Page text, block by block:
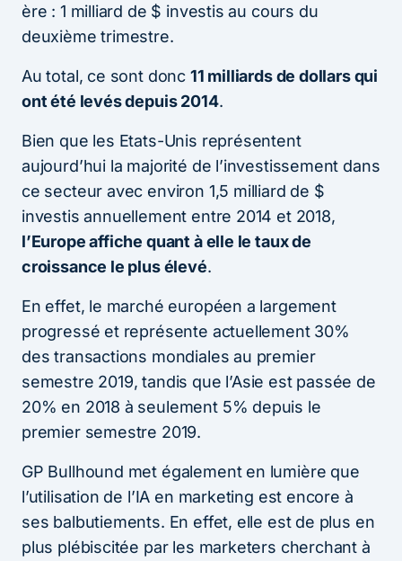
ère : 1 milliard de $ investis au cours du
deuxième trimestre.
Au total, ce sont donc 11 milliards de dollars qui
ont été levés depuis 2014.
Bien que les Etats-Unis représentent
aujourd’hui la majorité de l’investissement dans
ce secteur avec environ 1,5 milliard de $
investis annuellement entre 2014 et 2018,
l’Europe affiche quant à elle le taux de
croissance le plus élevé.
En effet, le marché européen a largement
progressé et représente actuellement 30%
des transactions mondiales au premier
semestre 2019, tandis que l’Asie est passée de
20% en 2018 à seulement 5% depuis le
premier semestre 2019.
GP Bullhound met également en lumière que
l’utilisation de l’IA en marketing est encore à
ses balbutiements. En effet, elle est de plus en
plus plébiscitée par les marketers cherchant à